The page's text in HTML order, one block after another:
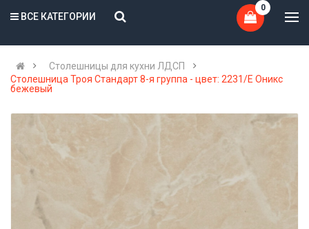
ВСЕ КАТЕГОРИИ
0
Cтолешницы для кухни ЛДСП
Столешница Троя Стандарт 8-я группа - цвет: 2231/E Оникс
бежевый